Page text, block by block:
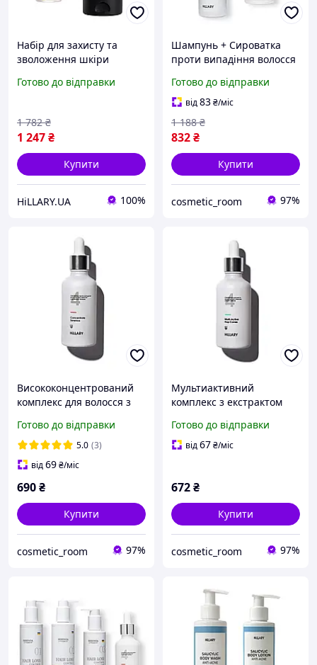
Набір для захисту та
зволоження шкіри
С Hillary Face & Body
Hydration Set
Готово до відправки
1 247₴
1 782 ₴
Купити
HiLLARY.UA 100%
Шампунь + Cироватка
проти випадіння волосся
Loss Control
Готово до відправки
від83₴/міс
832₴
1 188 ₴
Купити
cosmetic_room 97%
Висококонцентрований
комплекс для волосся з
пальми Hillary
CONСENTRATE SERENOA,
50 мл
Готово до відправки
5.0 (3)
від69₴/міс
690₴
Купити
cosmetic_room 97%
Мультиактивний
комплекс з екстрактом
MULTI-ACTIVE HOP
CONES, 50 мл
Готово до відправки
від67₴/міс
672₴
Купити
cosmetic_room 97%